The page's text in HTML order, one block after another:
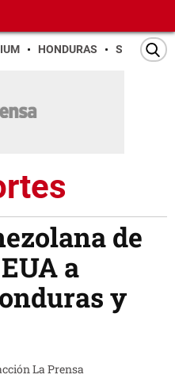
HONDURAS SAN PEDRO
de
a
y
La Prensa